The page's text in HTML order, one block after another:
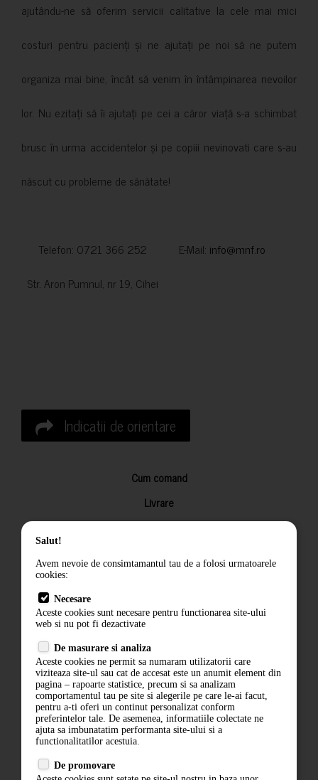
ajutându-ne să oferim servicii calitative la cele mai mici
costuri pentru pacienți și ne ajutați pe noi să ne putem
organiza mai bine, încât să venim în întâmpinarea nevoilor
lor. Nu ezitați să îi ajutați pe cei a căror viață s-a schimbat
brusc în urma accidentelor și pe copiii nevinovati care s-au
născut cu probleme de sănătate!
Telefon: 0721 366 252 E-Mail: info@mnf.ro
Str. Aron Pumnul, nr 19, Cihei
Indicatii de orientare
Cum comand
Livrare
Returnarea produselor
Termeni si conditii
Politica de confidentialitate
ANPC
Salut!
Avem nevoie de consimtamantul tau de a folosi urmatoarele
cookies:
Necesare
Aceste cookies sunt necesare pentru functionarea site-ului
web si nu pot fi dezactivate
De masurare si analiza
Aceste cookies ne permit sa numaram utilizatorii care
viziteaza site-ul sau cat de accesat este un anumit element din
pagina – rapoarte statistice, precum si sa analizam
comportamentul tau pe site si alegerile pe care le-ai facut,
pentru a-ti oferi un continut personalizat conform
preferintelor tale. De asemenea, informatiile colectate ne
ajuta sa imbunatatim performanta site-ului si a
functionalitatilor acestuia.
De promovare